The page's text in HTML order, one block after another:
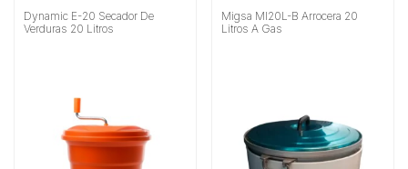
Dynamic E-20 Secador De
Verduras 20 Litros
Migsa MI20L-B Arrocera 20
Litros A Gas